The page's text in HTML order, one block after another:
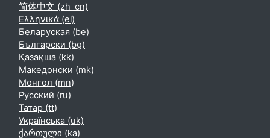
简体中文 ‎(zh_cn)‎
Ελληνικά ‎(el)‎
Беларуская ‎(be)‎
Български ‎(bg)‎
Қазақша ‎(kk)‎
Македонски ‎(mk)‎
Монгол ‎(mn)‎
Русский ‎(ru)‎
Татар ‎(tt)‎
Українська ‎(uk)‎
ქართული ‎(ka)‎